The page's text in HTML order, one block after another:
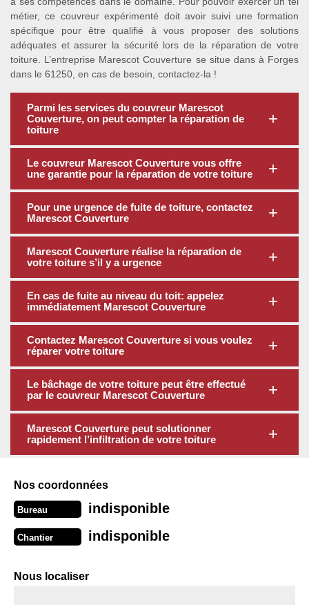
métier, ce couvreur expérimenté doit avoir suivi une formation
spécifique pour être qualifié à vous proposer des solutions
adéquates et assurer la sécurité lors de la réparation de votre
toiture. L’entreprise Marescot Couverture se situe dans à Forges
dans le 61250, en cas de besoin, contactez-la !
Parmi les services du couvreur Marescot
Couverture, on peut compter la réparation de
toiture
Le couvreur Marescot Couverture vous offre
une garantie pour la réparation de votre toiture
Pour une urgence de fuite de toiture, contactez
Marescot Couverture
Marescot Couverture réalise la réparation de
votre toiture s’il y a urgence
En cas de fuite au niveau du toit: appelez
immédiatement Marescot Couverture
Contactez Marescot Couverture si vous voulez
réparer votre toiture
Le bâchage de votre toiture peut être effectué
par le couvreur Marescot Couverture
Marescot Couverture peut solutionner
rapidement l’infiltration de votre toiture
Nos coordonnées
Bureau indisponible
Chantier indisponible
Nous localiser